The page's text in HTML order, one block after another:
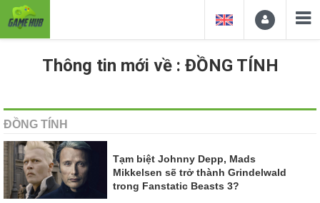
Thông tin mới về : ĐỒNG TÍNH
ĐỒNG TÍNH
Tạm biệt Johnny Depp, Mads
Mikkelsen sẽ trở thành Grindelwald
trong Fanstatic Beasts 3?